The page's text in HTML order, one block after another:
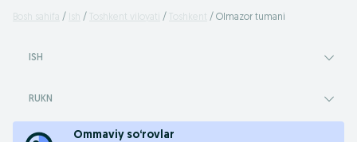
Bosh sahifa Ish Toshkent viloyati Toshkent Olmazor tumani
ISH
RUKN
Ommaviy so‘rovlar